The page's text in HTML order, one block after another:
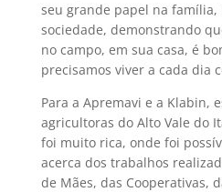
seu grande papel na
sociedade, demonstrando
no campo, em sua casa, é
precisamos viver a cada dia
Para a Apremavi e a Klabin,
agricultoras do Alto Vale do
foi muito rica, onde foi
acerca dos trabalhos
de Mães, das Cooperativas,